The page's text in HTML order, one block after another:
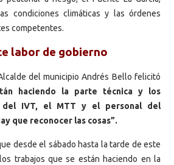
condiciones climáticas y las órdenes
competentes.
labor de gobierno
del municipio Andrés Bello felicitó
haciendo la parte técnica y los
del IVT, el MTT y el personal del
que reconocer las cosas”.
desde el sábado hasta la tarde de este
trabajos que se están haciendo en la